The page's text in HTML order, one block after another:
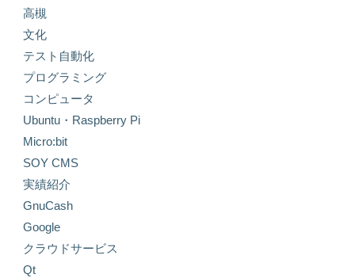
高槻
文化
テスト自動化
プログラミング
コンピュータ
Ubuntu・Raspberry Pi
Micro:bit
SOY CMS
実績紹介
GnuCash
Google
クラウドサービス
Qt